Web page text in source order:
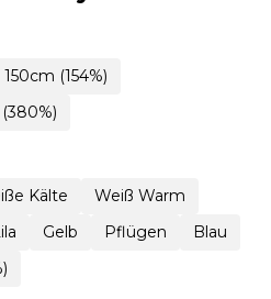
150cm (154%)
Kälte
Weiß Warm
Gelb Pflügen
Blau